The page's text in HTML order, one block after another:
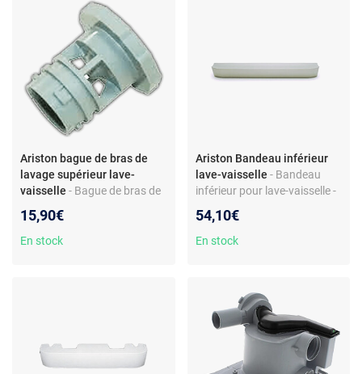
Ariston bague de bras de
lavage supérieur lave-
vaisselle - Bague de bras de
Pièce de rechange supérieure
- Compatible
15,90€
En stock
Ariston Bandeau inférieur
lave-vaisselle - Bandeau
inférieur pour lave-vaisselle -
Ariston LL66XFR - Finition
inox - Couleur gris clair -
54,10€
En stock